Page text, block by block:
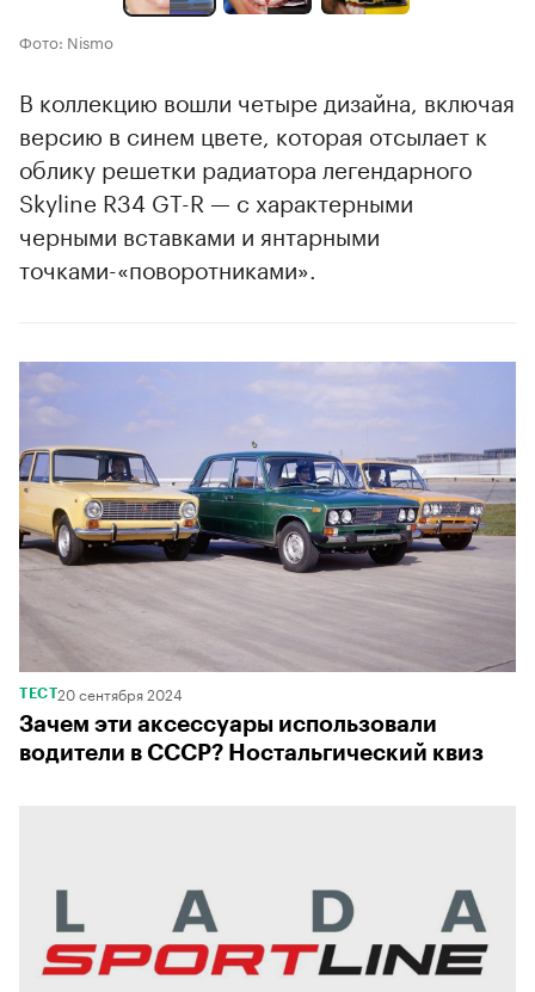
Фото: Nismo
В коллекцию вошли четыре дизайна, включая
версию в синем цвете, которая отсылает к
облику решетки радиатора легендарного
Skyline R34 GT-R — с характерными
черными вставками и янтарными
точками-«поворотниками».
ТЕСТ20 сентября 2024
Зачем эти аксессуары использовали
водители в СССР? Ностальгический квиз